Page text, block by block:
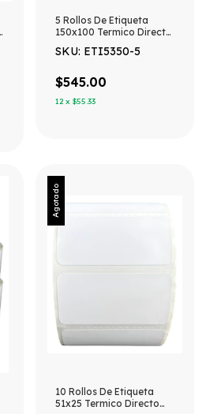
5 Rollos De Etiqueta
150x100 Termico Directo
SKU: ETI5350-5
$545.00
12 x $55.33
Agotado
10 Rollos De Etiqueta
51x25 Termico Directo